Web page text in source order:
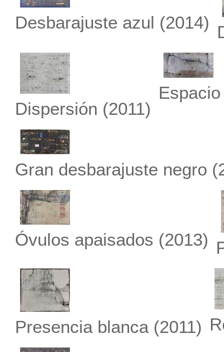
Desbarajuste azul (2014)
Dispersión (2011)
Gran desbarajuste negro
Óvulos apaisados (2013)
Presencia blanca(2011)